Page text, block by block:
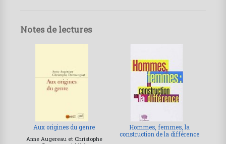
Notes de lectures
Aux origines du genre
Anne Augereau et Christophe
Hommes, femmes, la
construction de la différence